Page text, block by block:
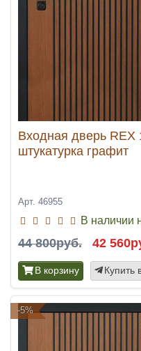
Входная дверь
штукатурка графит
Арт. 46955
В наличии
44 800руб. 42
В корзину Купить
-5%